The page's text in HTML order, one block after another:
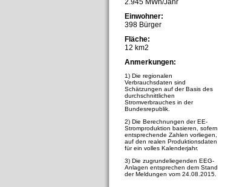
2.945 MWh/Jahr
Einwohner:
398 Bürger
Fläche:
12 km2
Anmerkungen:
1) Die regionalen
Verbrauchsdaten sind
Schätzungen auf der Basis des
durchschnittlichen
Stromverbrauches in der
Bundesrepublik.
2) Die Berechnungen der EE-
Stromproduktion basieren, sofern
entsprechende Zahlen vorliegen,
auf den realen Produktionsdaten
für ein volles Kalenderjahr.
3) Die zugrundeliegenden EEG-
Anlagen entsprechen dem Stand
der Meldungen vom 24.08.2015.